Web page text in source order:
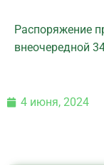
Распоряжение
внеочередной
4 июня, 2024